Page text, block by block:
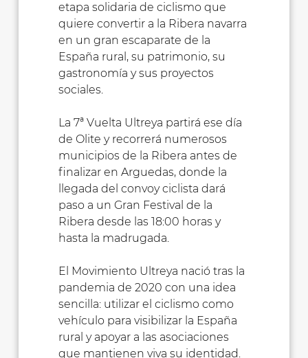
etapa solidaria de ciclismo que
quiere convertir a la Ribera navarra
en un gran escaparate de la
España rural, su patrimonio, su
gastronomía y sus proyectos
sociales.
La 7ª Vuelta Ultreya partirá ese día
de Olite y recorrerá numerosos
municipios de la Ribera antes de
finalizar en Arguedas, donde la
llegada del convoy ciclista dará
paso a un Gran Festival de la
Ribera desde las 18:00 horas y
hasta la madrugada.
El Movimiento Ultreya nació tras la
pandemia de 2020 con una idea
sencilla: utilizar el ciclismo como
vehículo para visibilizar la España
rural y apoyar a las asociaciones
que mantienen viva su identidad.